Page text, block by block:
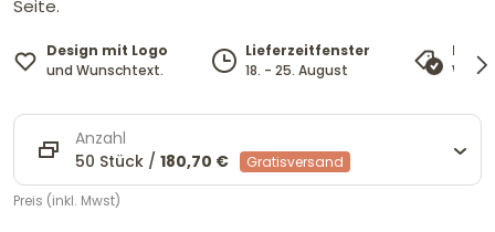
Seite.
Design mit Logo
und Wunschtext.
Lieferzeitfenster
18. - 25. August
Wir
Anzahl
50 Stück / 180,70 € Gratisversand
Preis (inkl. Mwst)